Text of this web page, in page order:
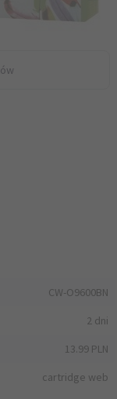
CW-O9600BN
2 dni
13.99 PLN
cartridge web